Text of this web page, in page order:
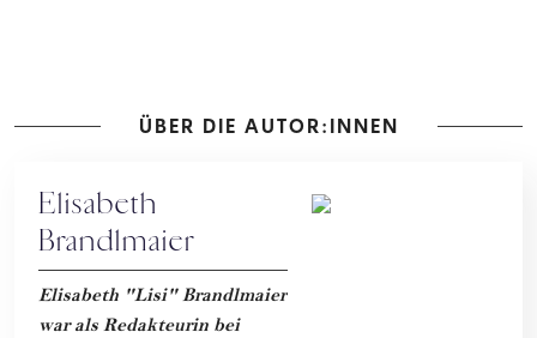
ÜBER DIE AUTOR:INNEN
Elisabeth
Brandlmaier
Elisabeth "Lisi" Brandlmaier
war als Redakteurin bei